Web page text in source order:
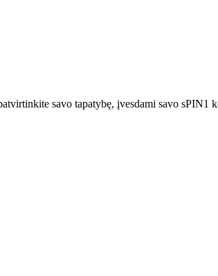
savo tapatybę, įvesdami savo sPIN1